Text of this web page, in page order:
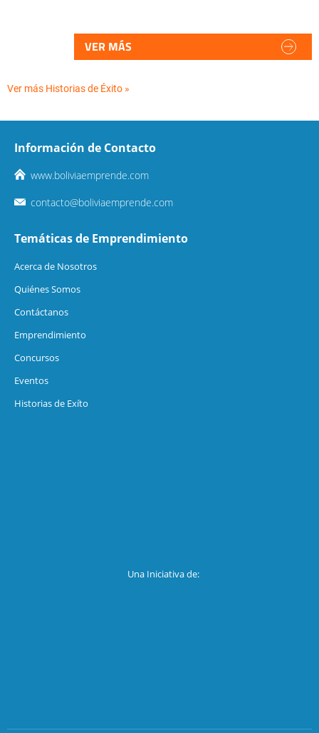
VER MÁS
Ver más Historias de Éxito »
Información de Contacto
www.boliviaemprende.com
contacto@boliviaemprende.com
Temáticas de Emprendimiento
Acerca de Nosotros
Quiénes Somos
Contáctanos
Emprendimiento
Concursos
Eventos
Historias de Exíto
Una Iniciativa de: